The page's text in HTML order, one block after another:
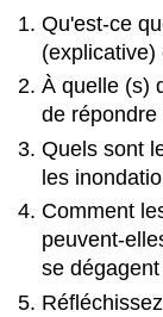
Qu'est-ce
À quelle (s)
de
Quels sont
les
Comment
peuvent-
se